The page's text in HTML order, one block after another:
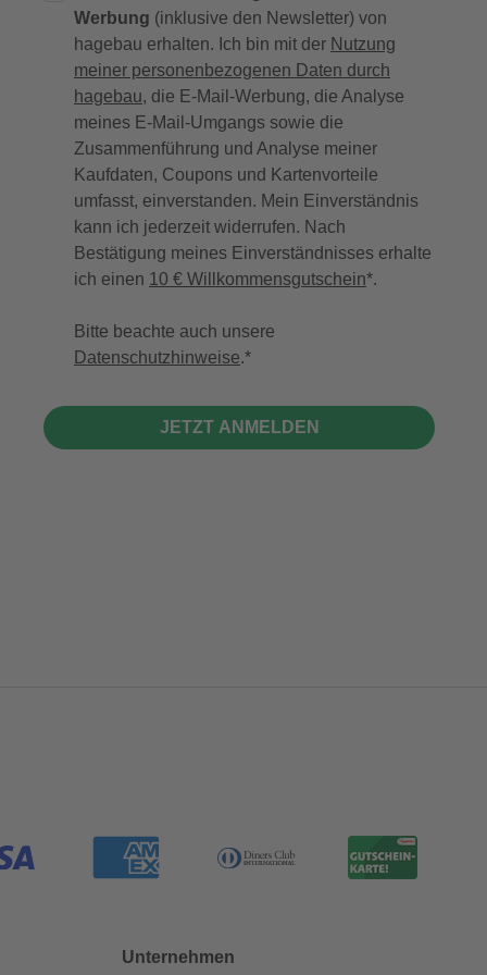
Werbung (inklusive den Newsletter) von
hagebau erhalten. Ich bin mit der Nutzung
meiner personenbezogenen Daten durch
hagebau, die E-Mail-Werbung, die Analyse
meines E-Mail-Umgangs sowie die
Zusammenführung und Analyse meiner
Kaufdaten, Coupons und Kartenvorteile
umfasst, einverstanden. Mein Einverständnis
kann ich jederzeit widerrufen. Nach
Bestätigung meines Einverständnisses erhalte
ich einen 10 € Willkommensgutschein*.
Bitte beachte auch unsere
Datenschutzhinweise.
JETZT ANMELDEN
Unternehmen